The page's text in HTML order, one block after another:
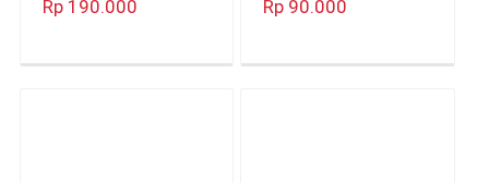
Rp 190.000 Rp 90.000